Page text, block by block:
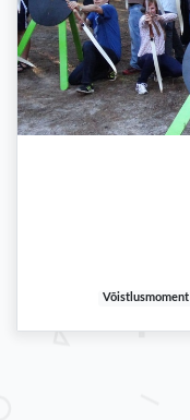
Võistlusmoment